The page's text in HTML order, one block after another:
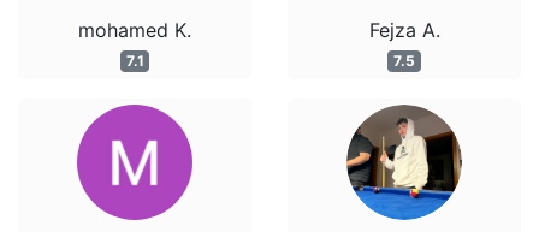
mohamed K.
7.1
Fejza A.
7.5